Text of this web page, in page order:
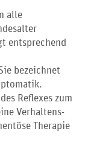
alle
entsprechend
bezeichnet
Reflexes zum
Verhaltens-
Therapie